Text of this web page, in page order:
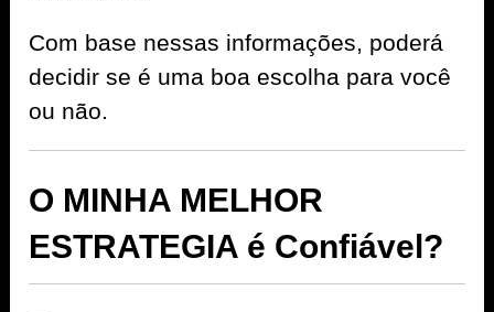
Com base nessas informações, poderá
decidir se é uma boa escolha para você
ou não.
O MINHA MELHOR
ESTRATEGIA é Confiável?